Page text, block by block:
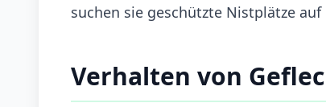
suchen sie geschützte Nistplätze
Verhalten von